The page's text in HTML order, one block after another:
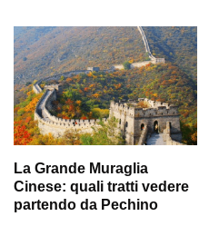
La Grande Muraglia
Cinese: quali tratti vedere
partendo da Pechino